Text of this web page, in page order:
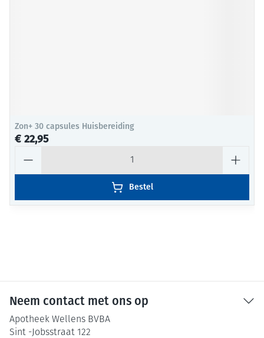
Zon+ 30 capsules Huisbereiding
€ 22,95
Bestel
Neem contact met ons op
Apotheek Wellens BVBA
Sint -Jobsstraat 122